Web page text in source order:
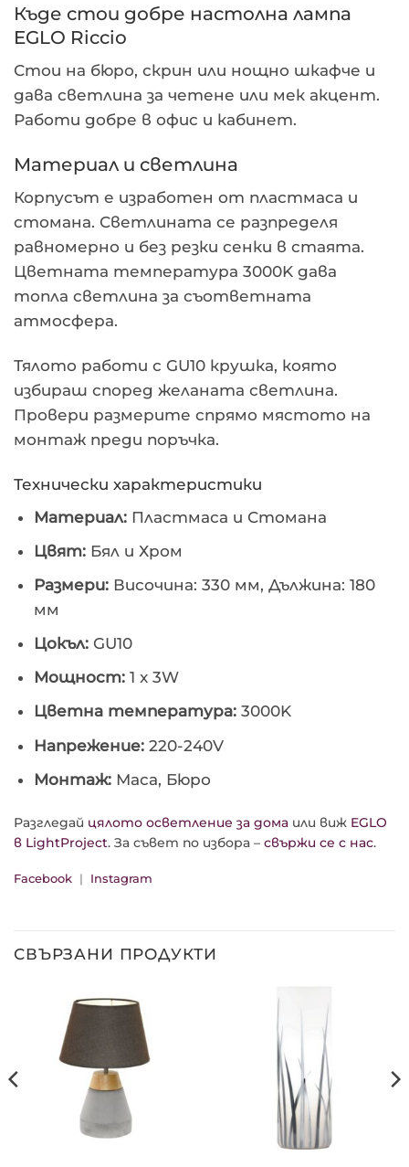
Къде стои добре настолна лампа
EGLO Riccio
Стои на бюро, скрин или нощно шкафче и
дава светлина за четене или мек акцент.
Работи добре в офис и кабинет.
Материал и светлина
Корпусът е изработен от пластмаса и
стомана. Светлината се разпределя
равномерно и без резки сенки в стаята.
Цветната температура 3000K дава
топла светлина за съответната
атмосфера.
Тялото работи с GU10 крушка, която
избираш според желаната светлина.
Провери размерите спрямо мястото на
монтаж преди поръчка.
Технически характеристики
Материал: Пластмаса и Стомана
Цвят: Бял и Хром
Размери: Височина: 330 мм, Дължина: 180
мм
Цокъл: GU10
Мощност: 1 x 3W
Цветна температура: 3000K
Напрежение: 220-240V
Монтаж: Маса, Бюро
Разгледай цялото осветление за дома или виж EGLO
в LightProject. За съвет по избора – свържи се с нас.
Facebook | Instagram
СВЪРЗАНИ ПРОДУКТИ